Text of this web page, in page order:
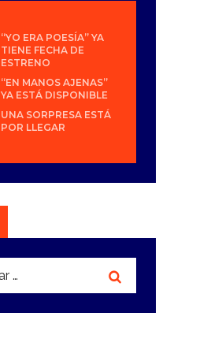
“YO ERA POESÍA” YA
TIENE FECHA DE
ESTRENO
“EN MANOS AJENAS”
YA ESTÁ DISPONIBLE
UNA SORPRESA ESTÁ
POR LLEGAR